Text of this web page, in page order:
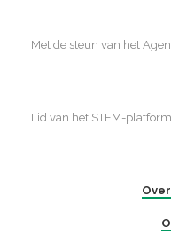
Met de steun van het
Lid van het STEM-platform